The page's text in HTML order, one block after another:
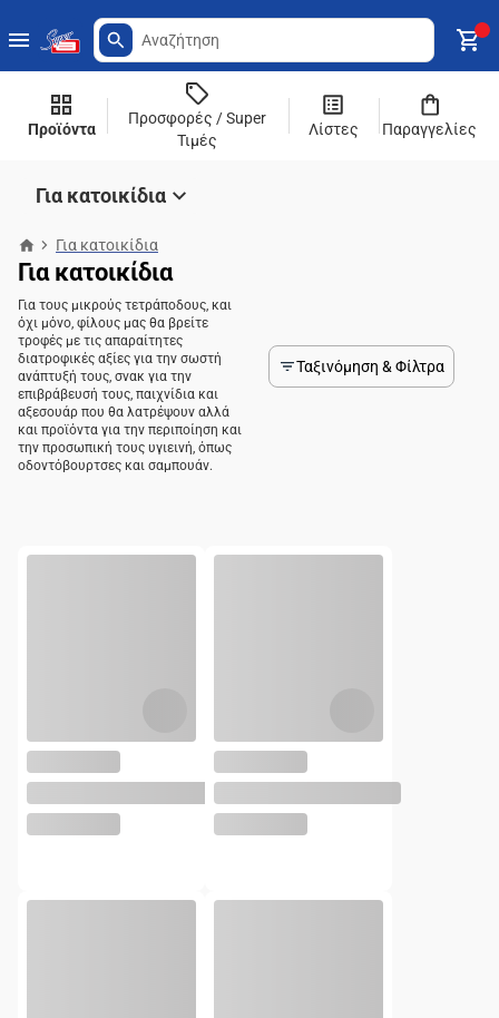
Προϊόντα
Προσφορές / Super
Τιμές
Λίστες Παραγγελίες
Για κατοικίδια
Για κατοικίδια
Για κατοικίδια
Για τους μικρούς τετράποδους, και
όχι μόνο, φίλους μας θα βρείτε
τροφές με τις απαραίτητες
διατροφικές αξίες για την σωστή
ανάπτυξή τους, σνακ για την
επιβράβευσή τους, παιχνίδια και
αξεσουάρ που θα λατρέψουν αλλά
και προϊόντα για την περιποίηση και
την προσωπική τους υγιεινή, όπως
οδοντόβουρτσες και σαμπουάν.
Ταξινόμηση & Φίλτρα